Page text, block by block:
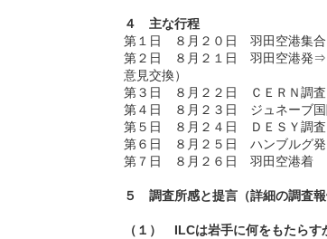
４ 主な行程
第１日 ８月２０日 羽田空港集合
第２日 ８月２１日 羽田空港発⇒
意見交換）
第３日 ８月２２日 ＣＥＲＮ調査
第４日 ８月２３日 ジュネーブ
第５日 ８月２４日 ＤＥＳＹ調査
第６日 ８月２５日 ハンブルグ
第７日 ８月２６日 羽田空港着
５ 調査所感と提言（詳細の調査報
（１） ILCは岩手に何をもたらす